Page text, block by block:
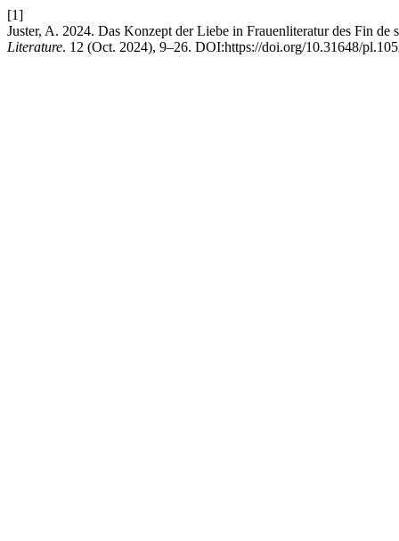
[1]
Juster, A. 2024. Das Konzept der Liebe in Frauenliteratur des Fin
Literature. 12 (Oct. 2024), 9–26. DOI:https://doi.org/10.31648/